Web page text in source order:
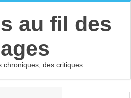
au fil des
chroniques, des critiques